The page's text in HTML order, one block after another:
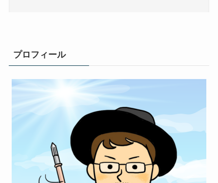
プロフィール